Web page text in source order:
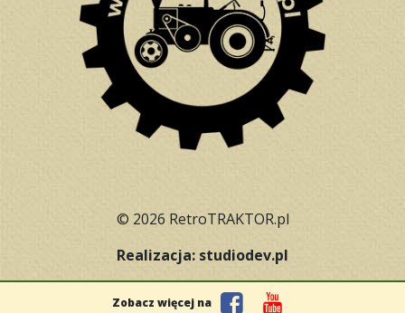
© 2026 RetroTRAKTOR.pl
Realizacja: studiodev.pl
Zobacz więcej na